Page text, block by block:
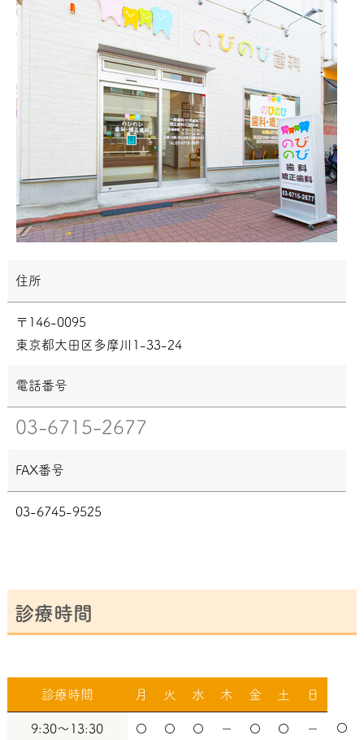
住所
〒146-0095
東京都大田区多摩川1-33-24
電話番号
03-6715-2677
FAX番号
03-6745-9525
診療時間
診療時間 月 火 水 木 金 土 日
9:30～13:30 〇 〇 〇 － 〇 〇 － 〇